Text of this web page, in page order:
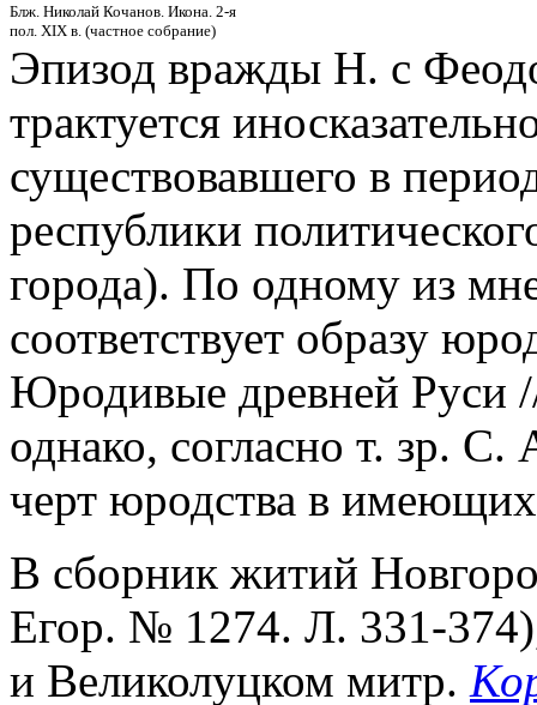
Блж. Николай Кочанов. Икона. 2-я
пол. XIX в. (частное собрание)
Эпизод вражды Н. с
трактуется
существовавшего в
республики
города). По одному из
соответствует образу
Юродивые древней
однако, согласно т. зр.
черт юродства в
В сборник житий
Егор. № 1274. Л. 331-
и Великолуцком митр.